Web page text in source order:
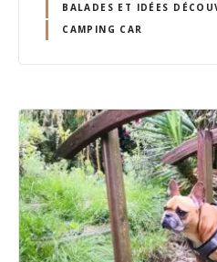
BALADES ET IDÉES
CAMPING CAR